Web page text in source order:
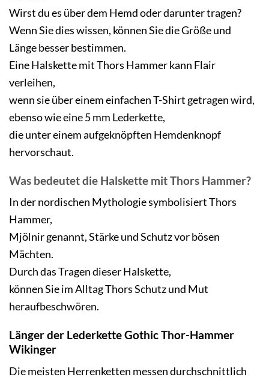
Wirst du es über dem Hemd oder darunter tragen?
Wenn Sie dies wissen, können Sie die Größe und
Länge besser bestimmen.
Eine Halskette mit Thors Hammer kann Flair
verleihen,
wenn sie über einem einfachen T-Shirt getragen wird,
ebenso wie eine 5 mm Lederkette,
die unter einem aufgeknöpften Hemdenknopf
hervorschaut.
Was bedeutet die Halskette mit Thors Hammer?
In der nordischen Mythologie symbolisiert Thors
Hammer,
Mjölnir genannt, Stärke und Schutz vor bösen
Mächten.
Durch das Tragen dieser Halskette,
können Sie im Alltag Thors Schutz und Mut
heraufbeschwören.
Länger der Lederkette Gothic Thor-Hammer
Wikinger
Die meisten Herrenketten messen durchschnittlich